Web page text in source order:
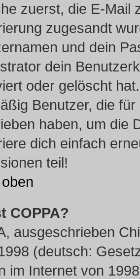
zuerst, die E-Mail
zugesandt
und dein
dein
oder gelöscht
Benutzer, die
haben, um die
dich einfach
teil!
COPPA?
ausgeschrieben
(deutsch:
im Internet von